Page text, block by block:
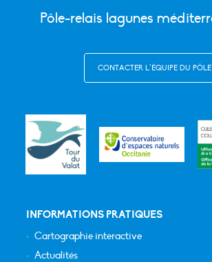
Pôle-relais lagunes
CONTACTER L’ÉQUIPE DU PÔLE
INFORMATIONS PRATIQUES
Cartographie interactive
Actualités